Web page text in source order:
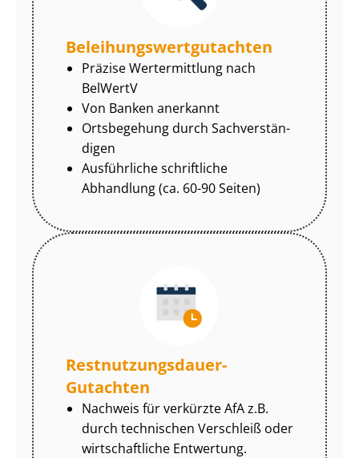
Be­lei­hungs­wert­gut­ach­ten
Präzise Wertermittlung nach
BelWertV
Von Banken anerkannt
Ortsbegehung durch Sach­ver­stän­
di­gen
Ausführliche schriftliche
Abhandlung (ca. 60-90 Seiten)
Rest­nut­zungs­dau­er-
Gutachten
Nachweis für verkürzte AfA z.B.
durch technischen Verschleiß oder
wirtschaftliche Entwertung.